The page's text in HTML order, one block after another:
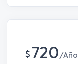
$ 720 Año